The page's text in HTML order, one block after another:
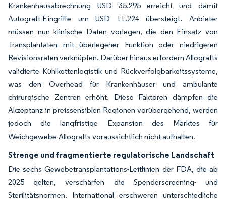
Krankenhausabrechnung USD 35.295 erreicht und damit
Autograft-Eingriffe um USD 11.224 übersteigt. Anbieter
müssen nun klinische Daten vorlegen, die den Einsatz von
Transplantaten mit überlegener Funktion oder niedrigeren
Revisionsraten verknüpfen. Darüber hinaus erfordern Allografts
validierte Kühlkettenlogistik und Rückverfolgbarkeitssysteme,
was den Overhead für Krankenhäuser und ambulante
chirurgische Zentren erhöht. Diese Faktoren dämpfen die
Akzeptanz in preissensiblen Regionen vorübergehend, werden
jedoch die langfristige Expansion des Marktes für
Weichgewebe-Allografts voraussichtlich nicht aufhalten.
Strenge und fragmentierte regulatorische Landschaft
Die sechs Gewebetransplantations-Leitlinien der FDA, die ab
2025 gelten, verschärfen die Spenderscreening- und
Sterilitätsnormen. International erschweren unterschiedliche